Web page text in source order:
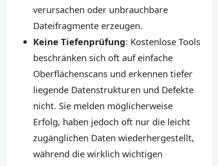
verursachen oder unbrauchbare
Dateifragmente erzeugen.
Keine Tiefenprüfung: Kostenlose Tools
beschränken sich oft auf einfache
Oberflächenscans und erkennen tiefer
liegende Datenstrukturen und Defekte
nicht. Sie melden möglicherweise
Erfolg, haben jedoch oft nur die leicht
zugänglichen Daten wiederhergestellt,
während die wirklich wichtigen